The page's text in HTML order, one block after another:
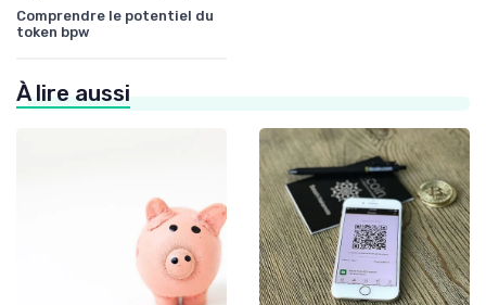
Comprendre le potentiel du
token bpw
À lire aussi